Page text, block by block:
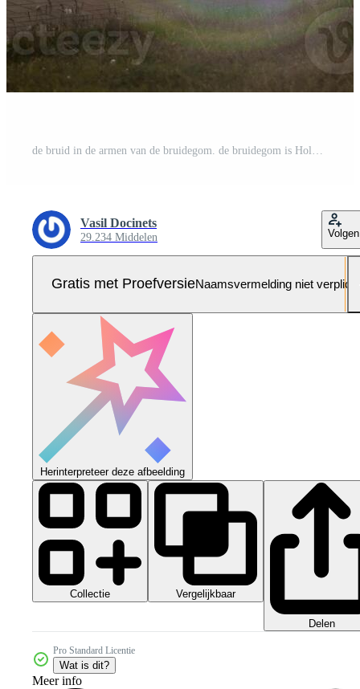
Vasil Docinets
29.234 Middelen Volgen
Gratis met ProefversieNaamsvermelding niet verplicht
Herinterpreteer deze afbeelding
Collectie Vergelijkbaar
Delen
Pro Standard Licentie
Wat is dit?
Meer info